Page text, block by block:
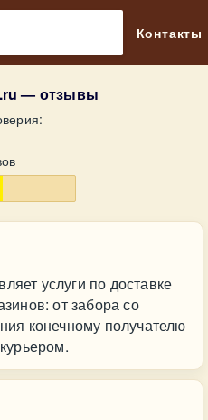
Контакты
— отзывы
услуги по доставке
от забора со
конечному получателю